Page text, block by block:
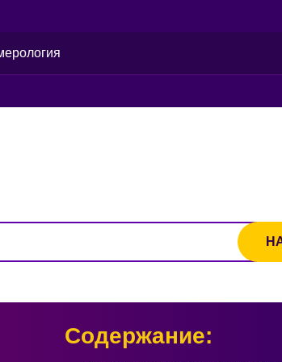
Содержание: